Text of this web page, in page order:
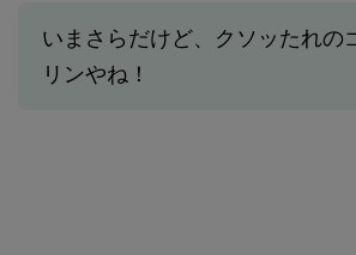
いまさらだけど、クソッたれの
リンやね！